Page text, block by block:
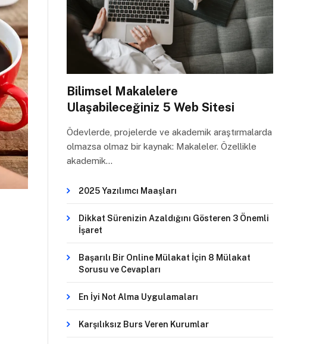
Bilimsel Makalelere
Ulaşabileceğiniz 5 Web Sitesi
Ödevlerde, projelerde ve akademik araştırmalarda
olmazsa olmaz bir kaynak: Makaleler. Özellikle
akademik…
2025 Yazılımcı Maaşları
Dikkat Sürenizin Azaldığını Gösteren 3 Önemli
İşaret
Başarılı Bir Online Mülakat İçin 8 Mülakat
Sorusu ve Cevapları
En İyi Not Alma Uygulamaları
Karşılıksız Burs Veren Kurumlar